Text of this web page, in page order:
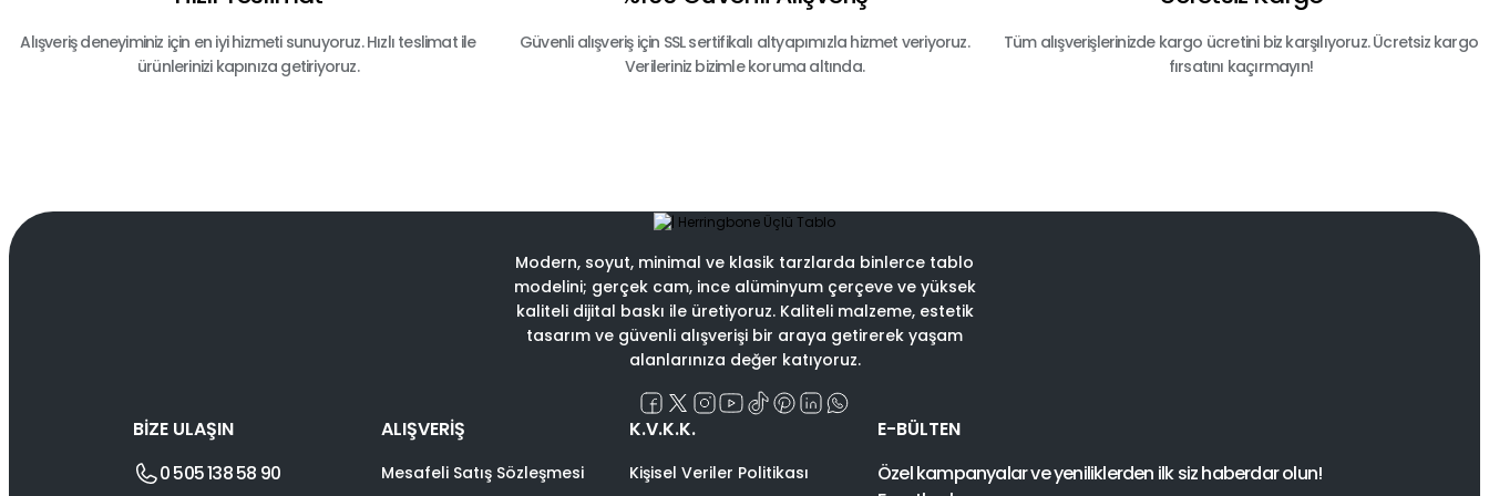
Alışveriş deneyiminiz için en iyi hizmeti sunuyoruz. Hızlı teslimat ile
ürünlerinizi kapınıza getiriyoruz.
Güvenli alışveriş için SSL sertifikalı altyapımızla hizmet veriyoruz.
Verileriniz bizimle koruma altında.
Tüm alışverişlerinizde kargo ücretini biz karşılıyoruz. Ücretsiz kargo
fırsatını kaçırmayın!
Modern, soyut, minimal ve klasik tarzlarda binlerce tablo
modelini; gerçek cam, ince alüminyum çerçeve ve yüksek
kaliteli dijital baskı ile üretiyoruz. Kaliteli malzeme, estetik
tasarım ve güvenli alışverişi bir araya getirerek yaşam
alanlarınıza değer katıyoruz.
BİZE ULAŞIN
0 505 138 58 90
ALIŞVERİŞ
Mesafeli Satış Sözleşmesi
K.V.K.K.
Kişisel Veriler Politikası
E-BÜLTEN
Özel kampanyalar ve yeniliklerden ilk siz haberdar olun!